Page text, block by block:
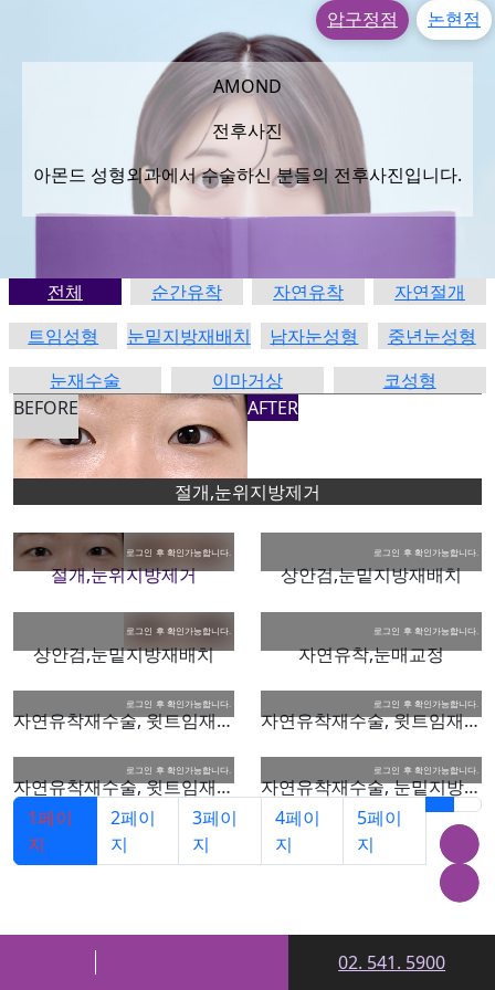
압구정점 논현점
AMOND
전후사진
아몬드 성형외과에서 수술하신 분들의 전후사진입니다.
전체 순간유착 자연유착
자연절개
트임성형
눈밑지방재배치 남자눈성형
중년눈성형
눈재수술
이마거상
코성형
BEFORE
AFTER
절개,눈위지방제거
절개,눈위지방제거 상안검,눈밑지방재배치
상안검,눈밑지방재배치 자연유착,눈매교정
자연유착재수술, 윗트임재수술 자연유착재수술, 윗트임재수술
자연유착재수술, 윗트임재수술
자연유착재수술, 눈밑지방재배치
1페이
지
2페이
지
3페이
지
4페이
지
5페이
지
02. 541. 5900